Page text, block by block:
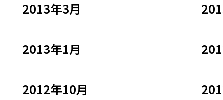
2013年3月
2013年1月
2012年10月